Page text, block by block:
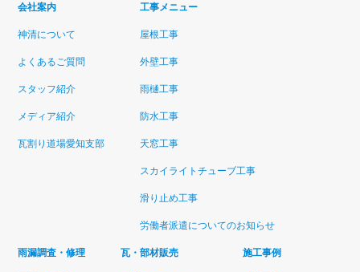
会社案内
神清について
よくあるご質問
スタッフ紹介
メディア紹介
瓦割り道場愛知支部
工事メニュー
屋根工事
外壁工事
雨樋工事
防水工事
天窓工事
スカイライトチューブ工事
滑り止め工事
労働者派遣についてのお知らせ
雨漏調査・修理 瓦・部材販売 施工事例